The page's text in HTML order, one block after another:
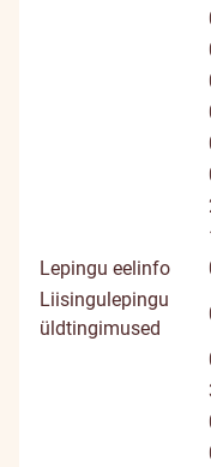
Lepingu eelinfo
Liisingulepingu
üldtingimused